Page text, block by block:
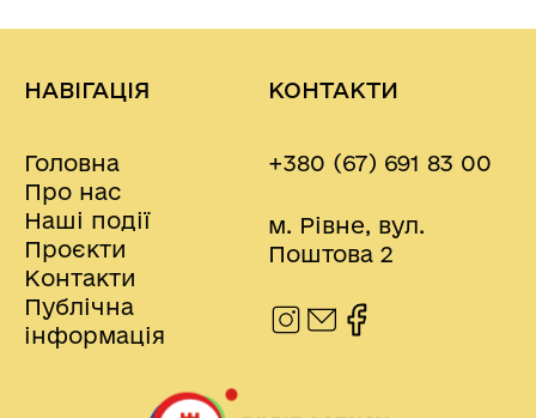
НАВІГАЦІЯ
Головна
Про нас
Наші події
Проєкти
Контакти
Публічна
інформація
КОНТАКТИ
+380 (67) 691 83 00
м. Рівне, вул.
Поштова 2